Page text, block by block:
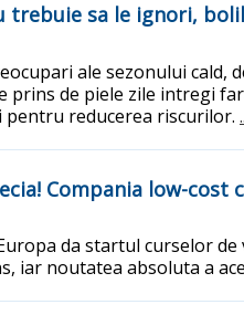
trebuie sa le ignori,
ale sezonului
de piele zile intregi
pentru reducerea riscurilor.
Compania low-cost
da startul curselor
iar noutatea absoluta a